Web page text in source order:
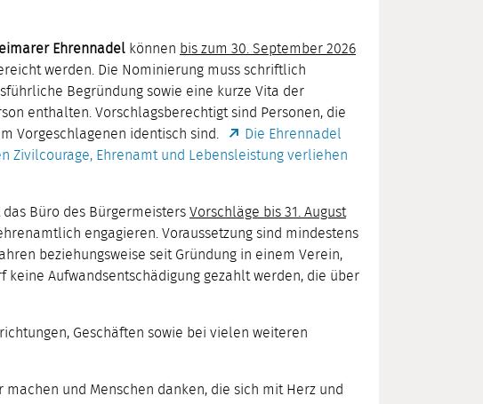
Ehrennadel können bis zum 30. September 2026
werden. Die Nominierung muss schriftlich
Begründung sowie eine kurze Vita der
enthalten. Vorschlagsberechtigt sind Personen, die
Vorgeschlagenen identisch sind.
Die Ehrennadel
Zivilcourage, Ehrenamt und Lebensleistung verliehen
Büro des Bürgermeisters Vorschläge bis 31. August
engagieren. Voraussetzung sind mindestens
beziehungsweise seit Gründung in einem Verein,
Aufwandsentschädigung gezahlt werden, die über
Geschäften sowie bei vielen weiteren
und Menschen danken, die sich mit Herz und